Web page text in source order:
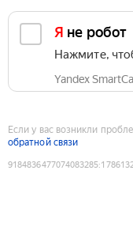
Я не робот
Нажмите,
Yandex
Если у вас возникли
обратной связи
9184836477074083285: